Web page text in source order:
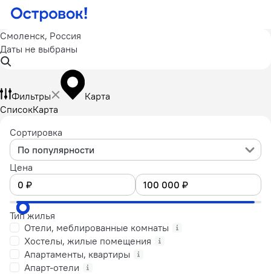
Смоленск, Россия
Даты не выбраны
Фильтры
Карта
СписокКарта
Сортировка
По популярности
Цена
Тип жилья
Отели, меблированные комнаты
Хостелы, жилые помещения
Апартаменты, квартиры
Апарт-отели